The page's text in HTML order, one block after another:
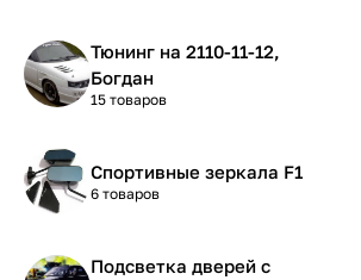
Тюнинг на 2110-11-12,
Богдан
15 товаров
Спортивные зеркала F1
6 товаров
Подсветка дверей с